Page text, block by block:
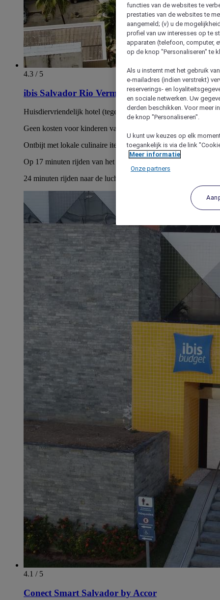
4.3 / 5
ibis Salvador Rio Vermelho
Huisdiervriendelijk hotel (tegen betaling)
Geen kosten voor kinderen van 12 jaar en jonger
Ontbijt met lokale culinaire items.
Op 17 minuten rijden van het busstation Salvador
24 minuten rijden naar de luchthaven van Salvador
4.1 / 5
Conect Smart Salvador by Accor
functies van de websites te
prestaties van de websites te
aangemeld; (v) u de
profiel van uw interesses op te
apparaten (telefoon, computer,
op de knop "Personaliseren" te
Als u instemt met het gebruik
e-mailadres (indien verstrekt)
reserverings- en
en sociale netwerken. Uw
derden beschikken. Voor meer
de knop "Personaliseren".
U kunt uw keuzes op elk
toegankelijk is via de link
Meer informatie
Onze partners